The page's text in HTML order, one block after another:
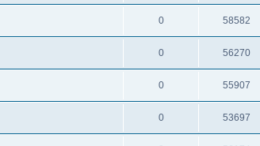
0 58582
0 56270
0 55907
0 53697